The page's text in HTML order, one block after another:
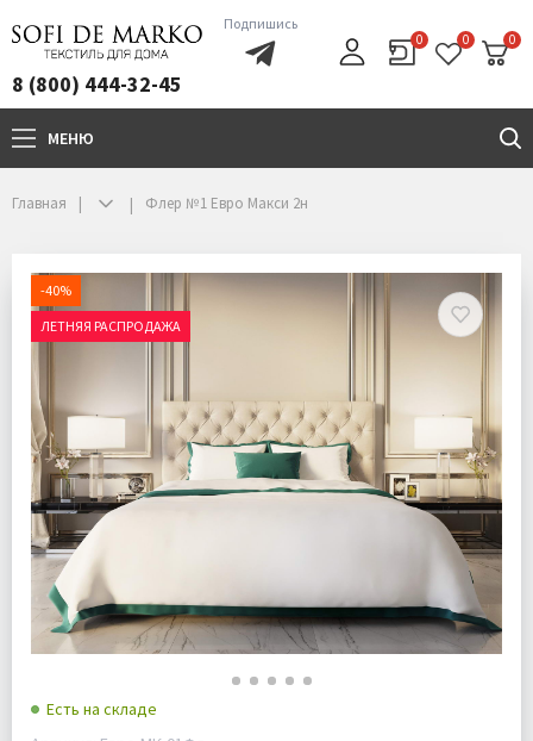
8 (800) 444-32-45
Подпишись
0 0 0
МЕНЮ
Главная Флер №1 Евро Макси 2н
-40%
ЛЕТНЯЯ РАСПРОДАЖА
Есть на складе